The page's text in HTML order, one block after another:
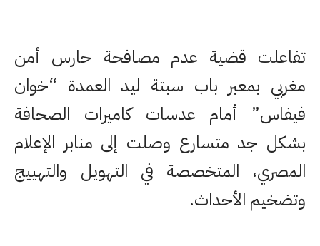
تفاعلت قضية عدم مصافحة حارس أمن
مغربي بمعبر باب سبتة ليد العمدة “خوان
فيفاس” أمام عدسات كاميرات الصحافة
بشكل جد متسارع وصلت إلى منابر الإعلام
المصري، المتخصصة في التهويل والتهييج
وتضخيم الأحداث.